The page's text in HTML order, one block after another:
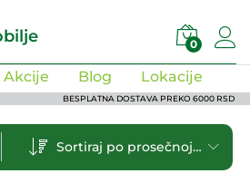
0
Akcije Blog Lokacije
BESPLATNA DOSTAVA PREKO 6000 RSD
Sortiraj po prosečnoj oceni